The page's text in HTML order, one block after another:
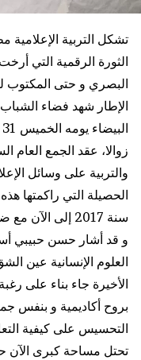
تشكل التربية
الثورة الرقمية التي
البصري و حتى المكتوب
الإطار شهد فضاء
زوالا، عقد الجمع العام
والتربية على وسائل
الحصيلة التي راكمتها
سنة 2017 إلى الآن مع ضخ دماء جديدة في هيكلها التنظيمي.
و قد أشار حسن حبيبي
العلوم الإنسانية عين
الأخيرة جاء بناء على
بروح أكاديمية و بنفس
التحسيس على كيفية
تحتل مساحة كبرى الآن